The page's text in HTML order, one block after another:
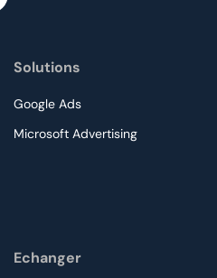
Solutions
Google Ads
Microsoft Advertising
Echanger